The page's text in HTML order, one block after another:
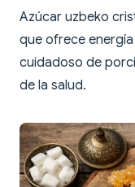
Azúcar uzbeko
que ofrece
cuidadoso de
de la salud.